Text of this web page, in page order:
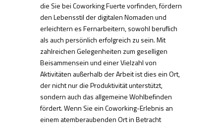
die Sie bei Coworking Fuerte vorfinden, fördern
den Lebensstil der digitalen Nomaden und
erleichtern es Fernarbeitern, sowohl beruflich
als auch persönlich erfolgreich zu sein. Mit
zahlreichen Gelegenheiten zum geselligen
Beisammensein und einer Vielzahl von
Aktivitäten außerhalb der Arbeit ist dies ein Ort,
der nicht nur die Produktivität unterstützt,
sondern auch das allgemeine Wohlbefinden
fördert. Wenn Sie ein Coworking-Erlebnis an
einem atemberaubenden Ort in Betracht